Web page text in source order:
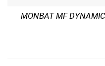
MONBAT MF